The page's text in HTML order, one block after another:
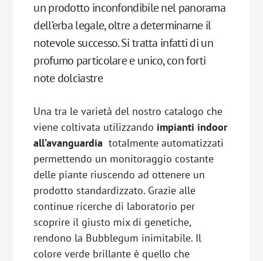
un prodotto inconfondibile nel panorama
dell’erba legale, oltre a determinarne il
notevole successo. Si tratta infatti di un
profumo particolare e unico, con forti
note dolciastre
Una tra le varietà del nostro catalogo che
viene coltivata utilizzando impianti indoor
all’avanguardia totalmente automatizzati
permettendo un monitoraggio costante
delle piante riuscendo ad ottenere un
prodotto standardizzato. Grazie alle
continue ricerche di laboratorio per
scoprire il giusto mix di genetiche,
rendono la Bubblegum inimitabile. Il
colore verde brillante è quello che